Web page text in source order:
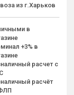
из г.Харьков
в
+3% в
расчет с
расчёт